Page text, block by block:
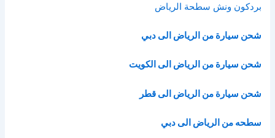
بردكون ونش سطحة الرياض
شحن سيارة من الرياض الى دبي
شحن سيارة من الرياض الى الكويت
شحن سيارة من الرياض الى قطر
سطحه من الرياض الى دبي